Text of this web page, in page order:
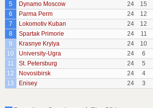
5
Dynamo Moscow 24 15
6
Parma Perm 24 12
7
Lokomotiv Kuban 24 12
8
Spartak Primorie 24 11
9
Krasnye Krylya 24 10
10
University-Ugra 24 6
11
St. Petersburg 24 5
12
Novosibirsk 24 4
13
Enisey 24 3